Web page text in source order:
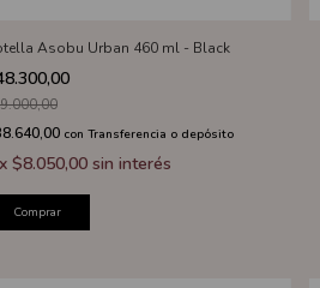
Asobu Urban 460 ml - Black
con Transferencia o depósito
x $8.050,00 sin interés
Comprar